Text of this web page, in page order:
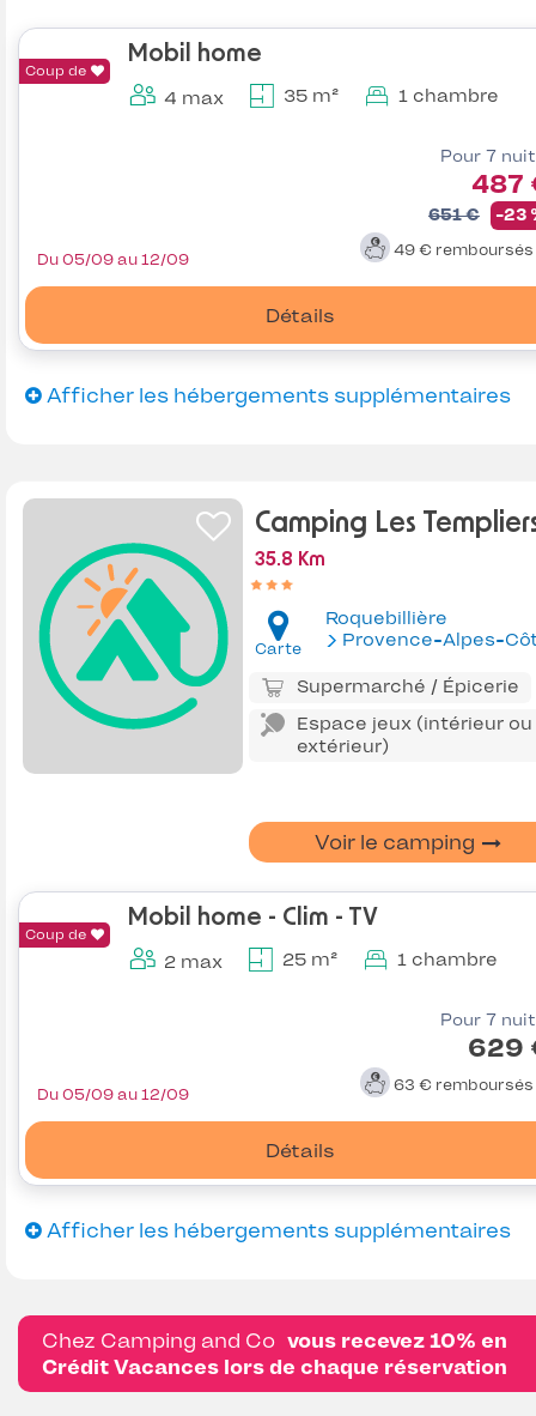
Coup de
Mobil home
4 max 35 m² 1 chambre
Pour 7
487
651 € -23
49 € remboursés
Détails
Du 05/09 au 12/09
Afficher les hébergements supplémentaires
Camping Les
35.8 Km
Carte
Roquebillière
Provence-Alpes-Côte
Supermarché / Épicerie
Espace jeux (intérieur ou
extérieur)
Voir le camping
Coup de
Mobil home - Clim - TV
2 max 25 m² 1 chambre
Pour 7
629
63 € remboursés
Détails
Du 05/09 au 12/09
Afficher les hébergements supplémentaires
Chez Camping and Co vous recevez 10% en
Crédit Vacances lors de chaque réservation